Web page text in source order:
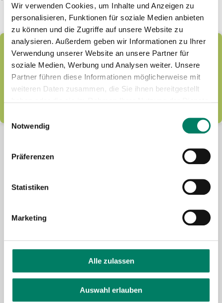
Wir verwenden Cookies, um Inhalte und Anzeigen zu
personalisieren, Funktionen für soziale Medien anbieten
zu können und die Zugriffe auf unsere Website zu
analysieren. Außerdem geben wir Informationen zu Ihrer
Verwendung unserer Website an unsere Partner für
soziale Medien, Werbung und Analysen weiter. Unsere
Partner führen diese Informationen möglicherweise mit
weiteren Daten zusammen, die Sie ihnen bereitgestellt
Notwendig
Präferenzen
Statistiken
Marketing
Alle zulassen
Auswahl erlauben
Latest news by e-mail
We provide information about news and keep our
readers up to date! Simply subscribe to our free
newsletter.
Future-mobility
Press and media
Career
Data protection
Imprint
Tariff regulations